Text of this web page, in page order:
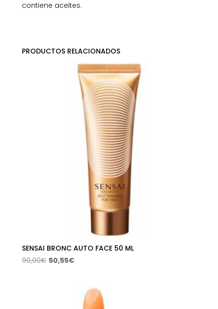
contiene aceites.
PRODUCTOS RELACIONADOS
SENSAI BRONC AUTO FACE 50 ML
90,00€ El
50,55€El
50,55€.